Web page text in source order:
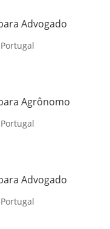
Advogado
Agrônomo
Advogado